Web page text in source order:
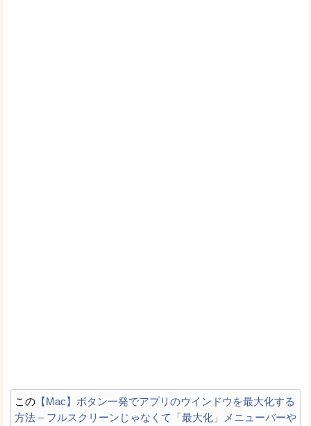
この 【Mac】ボタン一発でアプリのウインドウを最大化する
方法 – フルスクリーンじゃなくて「最大化」メニューバーや